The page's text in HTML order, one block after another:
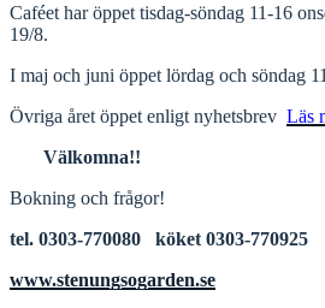
Caféet har öppet tisdag-söndag 11-16
19/8.
I maj och juni öppet lördag och söndag
Övriga året öppet enligt nyhetsbrev Läs
Välkomna!!
Bokning och frågor!
tel. 0303-770080 köket 0303-770925
www.stenungsogarden.se